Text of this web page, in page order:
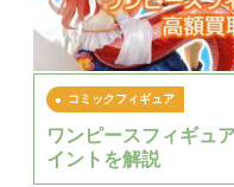
コミックフィギュア
ワンピースフィギュ
イントを解説